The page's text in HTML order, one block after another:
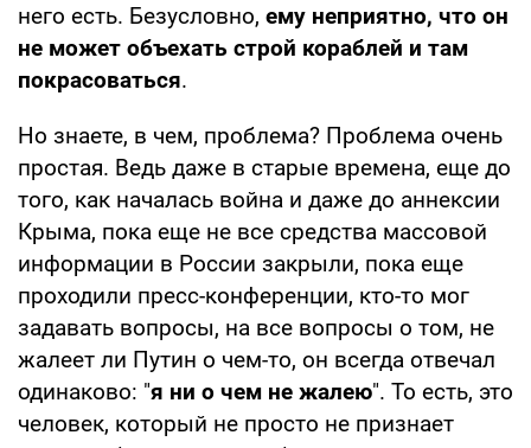
него есть. Безусловно, ему неприятно, что он
не может объехать строй кораблей и там
покрасоваться.
Но знаете, в чем, проблема? Проблема очень
простая. Ведь даже в старые времена, еще до
того, как началась война и даже до аннексии
Крыма, пока еще не все средства массовой
информации в России закрыли, пока еще
проходили пресс-конференции, кто-то мог
задавать вопросы, на все вопросы о том, не
жалеет ли Путин о чем-то, он всегда отвечал
одинаково: "я ни о чем не жалею". То есть, это
человек, который не просто не признает